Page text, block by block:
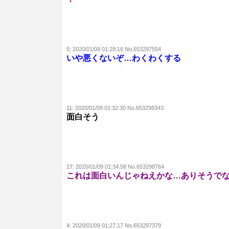
5: 2020/01/09 01:28:16 No.653297554
いや悪くないぞ…わくわくする
11: 2020/01/09 01:32:30 No.653298343
面白そう
17: 2020/01/09 01:34:58 No.653298764
これは面白いんじゃねえかな…ありそうで
4: 2020/01/09 01:27:17 No.653297379